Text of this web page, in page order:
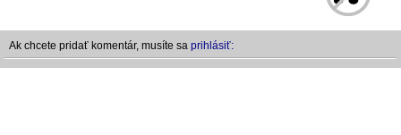
Ak chcete pridať komentár, musíte sa prihlásiť: